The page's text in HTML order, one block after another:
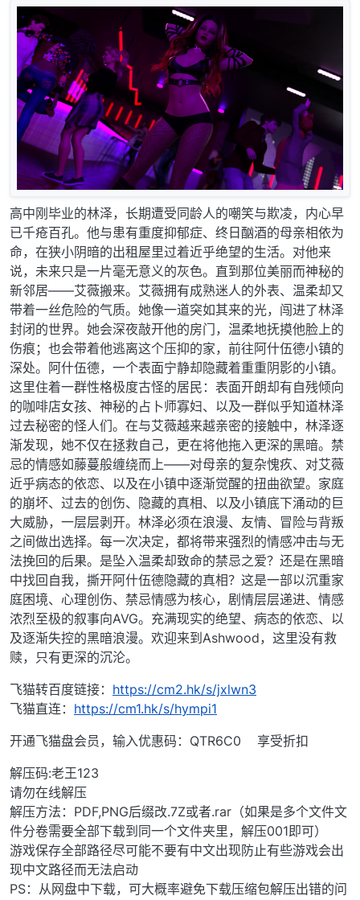
高中刚毕业的林泽，长期遭受同龄人的嘲笑与欺凌，内心早
已千疮百孔。他与患有重度抑郁症、终日酗酒的母亲相依为
命，在狭小阴暗的出租屋里过着近乎绝望的生活。对他来
说，未来只是一片毫无意义的灰色。直到那位美丽而神秘的
新邻居——艾薇搬来。艾薇拥有成熟迷人的外表、温柔却又
带着一丝危险的气质。她像一道突如其来的光，闯进了林泽
封闭的世界。她会深夜敲开他的房门，温柔地抚摸他脸上的
伤痕；也会带着他逃离这个压抑的家，前往阿什伍德小镇的
深处。阿什伍德，一个表面宁静却隐藏着重重阴影的小镇。
这里住着一群性格极度古怪的居民：表面开朗却有自残倾向
的咖啡店女孩、神秘的占卜师寡妇、以及一群似乎知道林泽
过去秘密的怪人们。在与艾薇越来越亲密的接触中，林泽逐
渐发现，她不仅在拯救自己，更在将他拖入更深的黑暗。禁
忌的情感如藤蔓般缠绕而上——对母亲的复杂愧疚、对艾薇
近乎病态的依恋、以及在小镇中逐渐觉醒的扭曲欲望。家庭
的崩坏、过去的创伤、隐藏的真相、以及小镇底下涌动的巨
大威胁，一层层剥开。林泽必须在浪漫、友情、冒险与背叛
之间做出选择。每一次决定，都将带来强烈的情感冲击与无
法挽回的后果。是坠入温柔却致命的禁忌之爱？还是在黑暗
中找回自我，撕开阿什伍德隐藏的真相？这是一部以沉重家
庭困境、心理创伤、禁忌情感为核心，剧情层层递进、情感
浓烈至极的叙事向AVG。充满现实的绝望、病态的依恋、以
及逐渐失控的黑暗浪漫。欢迎来到Ashwood，这里没有救
赎，只有更深的沉沦。
飞猫转百度链接： https://cm2.hk/s/jxlwn3
飞猫直连： https://cm1.hk/s/hympi1
开通飞猫盘会员，输入优惠码：QTR6C0 享受折扣
解压码:老王123
请勿在线解压
解压方法：PDF,PNG后缀改.7Z或者.rar（如果是多个文件文
件分卷需要全部下载到同一个文件夹里，解压001即可）
游戏保存全部路径尽可能不要有中文出现防止有些游戏会出
现中文路径而无法启动
PS：从网盘中下载，可大概率避免下载压缩包解压出错的问